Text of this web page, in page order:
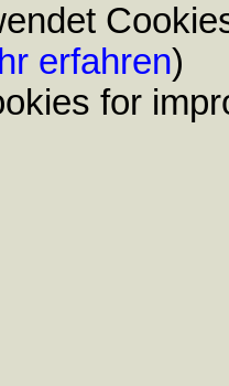
erfahren)
for